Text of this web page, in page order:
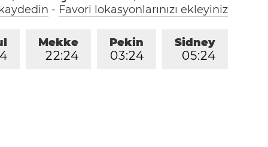
- Favori lokasyonlarınızı ekleyiniz
Sidney
05:24
Pekin
03:24
Mekke
22:24